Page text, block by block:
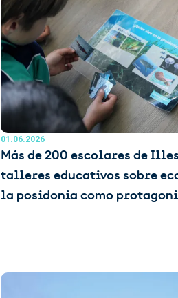
01.06.2026
Más de 200 escolares de
talleres educativos sobre
la posidonia como